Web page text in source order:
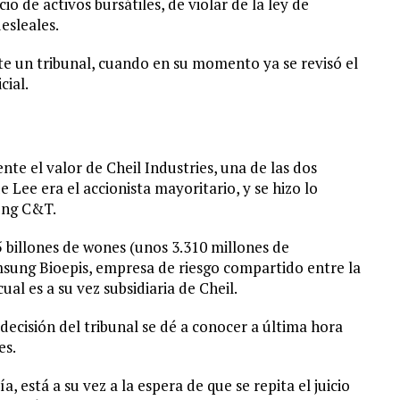
un tribunal, cuando en su momento ya se revisó el
el valor de Cheil Industries, una de las dos
Lee era el accionista mayoritario, y se hizo lo
C&T.
de wones (unos 3.310 millones de
Bioepis, empresa de riesgo compartido entre la
es a su vez subsidiaria de Cheil.
del tribunal se dé a conocer a última hora
está a su vez a la espera de que se repita el juicio